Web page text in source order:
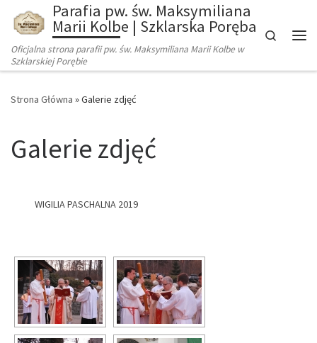
Parafia pw. św. Maksymiliana
Marii Kolbe | Szklarska Poręba
Oficjalna strona parafii pw. św. Maksymiliana Marii Kolbe w
Szklarskiej Porębie
Search
Strona Główna »Galerie zdjęć
Galerie zdjęć
WIGILIA PASCHALNA 2019